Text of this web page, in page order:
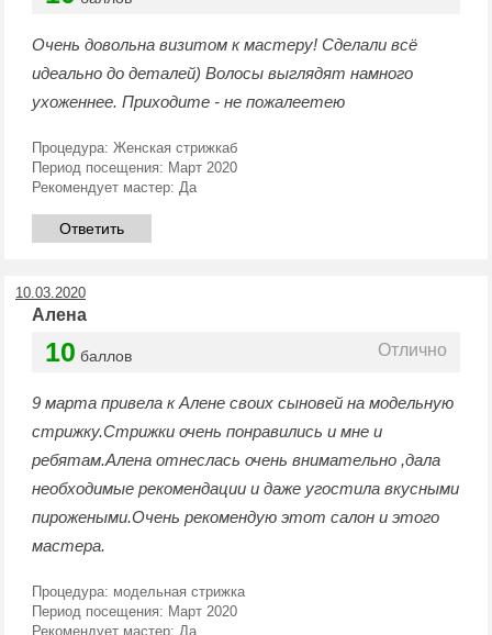
Очень довольна визитом к мастеру! Сделали всё
идеально до деталей) Волосы выглядят намного
ухоженнее. Приходите - не пожалеетею
Процедура: Женская стрижкаб
Период посещения: Март 2020
Рекомендует мастер: Да
Ответить
10.03.2020
Алена
10 баллов Отлично
9 марта привела к Алене своих сыновей на модельную
стрижку.Стрижки очень понравились и мне и
ребятам.Алена отнеслась очень внимательно ,дала
необходимые рекомендации и даже угостила вкусными
пирожеными.Очень рекомендую этот салон и этого
мастера.
Процедура: модельная стрижка
Период посещения: Март 2020
Рекомендует мастер: Да